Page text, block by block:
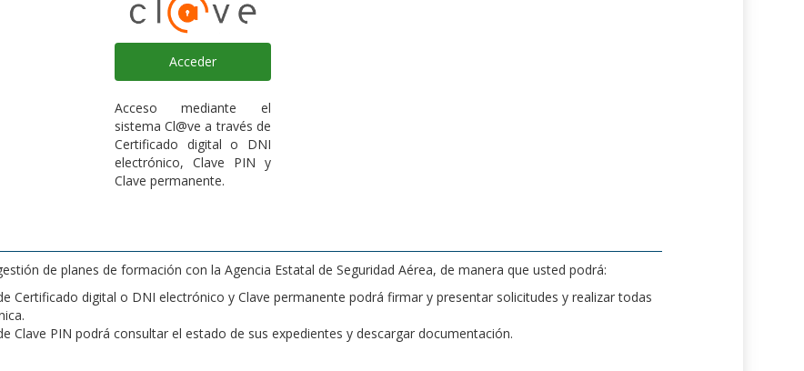
Acceder
Acceso mediante el
sistema Cl@ve a través de
Certificado digital o DNI
electrónico, Clave PIN y
Clave permanente.
de planes de formación con la Agencia Estatal de Seguridad Aérea, de manera que usted podrá:
Certificado digital o DNI electrónico y Clave permanente podrá firmar y presentar solicitudes y realizar todas
Clave PIN podrá consultar el estado de sus expedientes y descargar documentación.